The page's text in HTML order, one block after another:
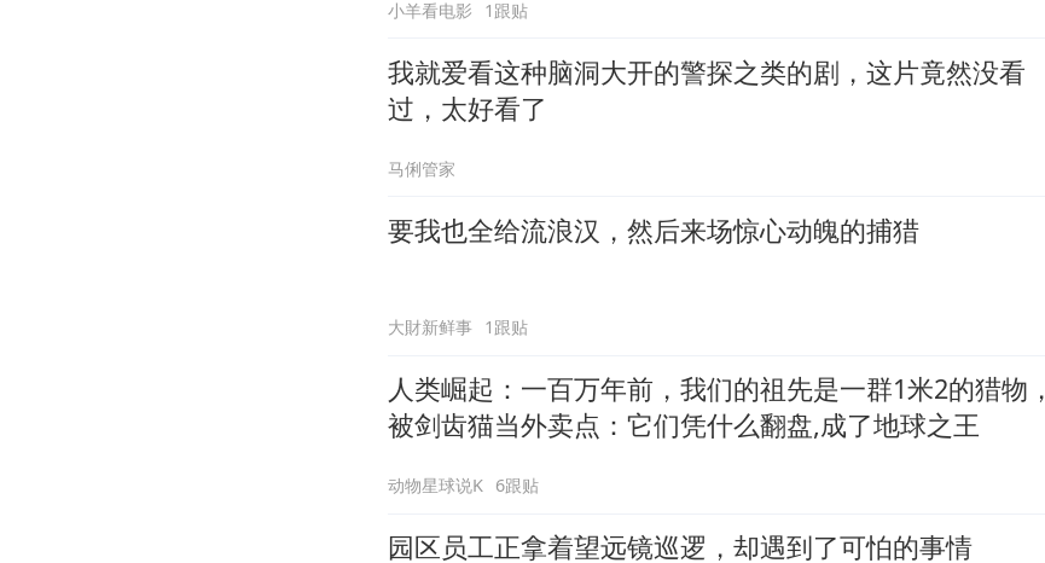
小羊看电影 1跟贴
我就爱看这种脑洞大开的警探之类的剧，这片竟然没看
过，太好看了
马俐管家
要我也全给流浪汉，然后来场惊心动魄的捕猎
大財新鲜事 1跟贴
人类崛起：一百万年前，我们的祖先是一群1米2的猎物，
被剑齿猫当外卖点：它们凭什么翻盘,成了地球之王
动物星球说K 6跟贴
园区员工正拿着望远镜巡逻，却遇到了可怕的事情